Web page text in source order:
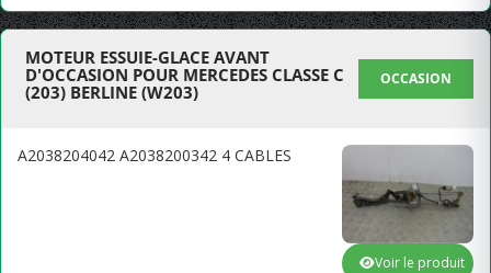
MOTEUR ESSUIE-GLACE AVANT
D'OCCASION POUR MERCEDES CLASSE C
(203) BERLINE (W203)
OCCASION
A2038204042 A2038200342 4 CABLES
Voir le produit